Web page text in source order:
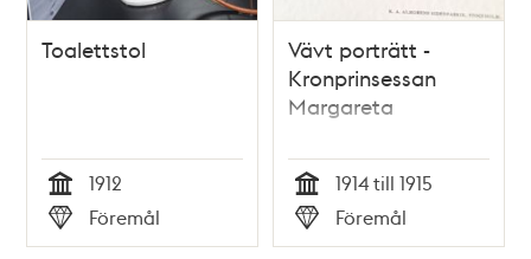
Toalettstol
Tid
1912
Typ
Föremål
Vävt porträtt -
Kronprinsessan
Margareta
Tid
1914 till 1915
Typ
Föremål